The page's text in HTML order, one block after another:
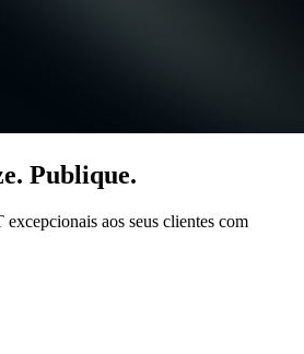
Publique.
aos seus clientes com